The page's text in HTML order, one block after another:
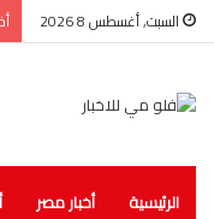
السبت, أغسطس 8 2026
الرئيسية أخبار مصر